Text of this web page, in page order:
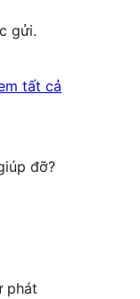
gửi.
tất cả
đỡ?
phát